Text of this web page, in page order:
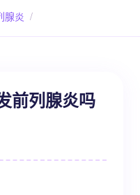
腺炎 /
前列腺炎吗